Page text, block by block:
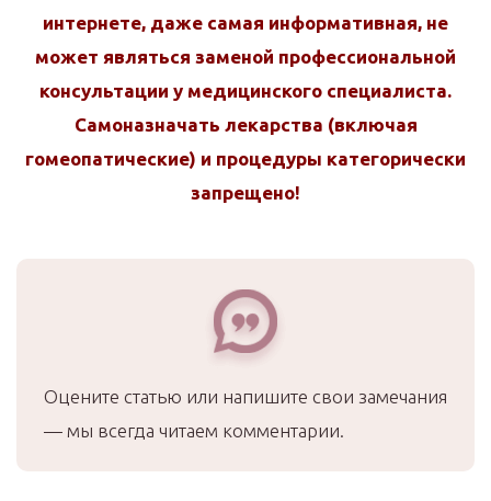
интернете, даже самая информативная, не
может являться заменой профессиональной
консультации у медицинского специалиста.
Самоназначать лекарства (включая
гомеопатические) и процедуры категорически
запрещено!
Оцените статью или напишите свои замечания
— мы всегда читаем комментарии.